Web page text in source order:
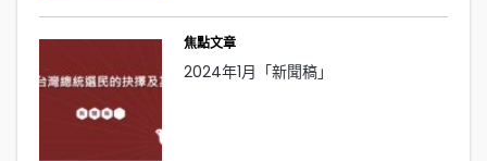
焦點文章
2024年1月「新聞稿」